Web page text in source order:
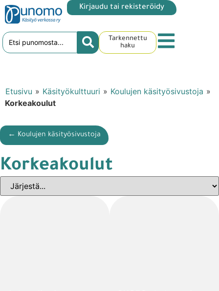
Kirjaudu tai rekisteröidy
Tarkennettu
haku
Etusivu » Käsityökulttuuri » Koulujen käsityösivustoja »
Korkeakoulut
← Koulujen käsityösivustoja
Korkeakoulut